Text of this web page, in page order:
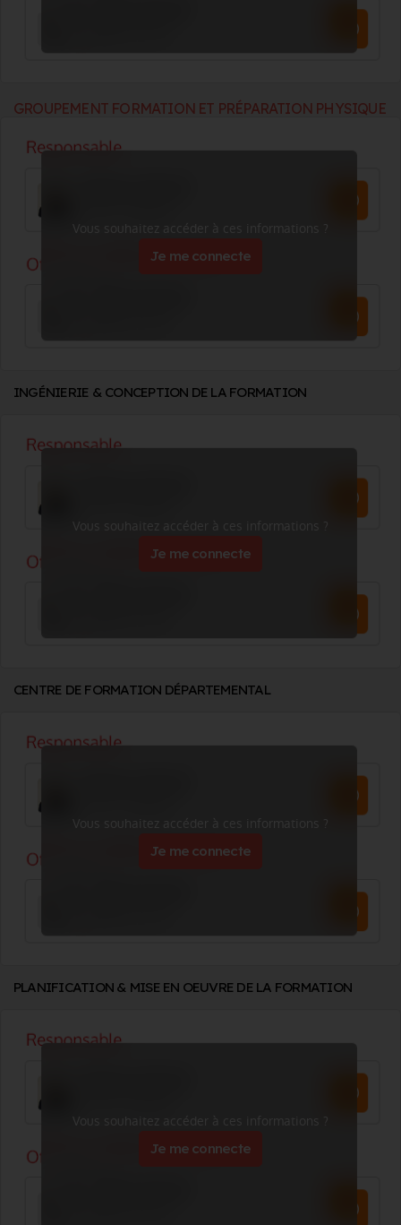
GROUPEMENT FORMATION ET PRÉPARATION PHYSIQUE
Vous souhaitez accéder à ces informations ?
Je me connecte
INGÉNIERIE & CONCEPTION DE LA FORMATION
Vous souhaitez accéder à ces informations ?
Je me connecte
CENTRE DE FORMATION DÉPARTEMENTAL
Vous souhaitez accéder à ces informations ?
Je me connecte
PLANIFICATION & MISE EN OEUVRE DE LA FORMATION
Vous souhaitez accéder à ces informations ?
Je me connecte